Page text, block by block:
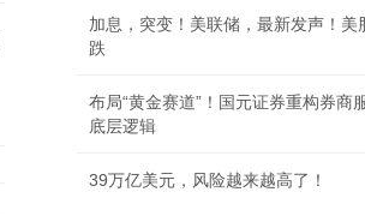
加息，突变！美联储，最新发声！美
跌
布局“黄金赛道”！国元证券重构券商
底层逻辑
39万亿美元，风险越来越高了！